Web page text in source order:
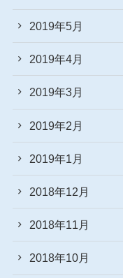
2019年5月
2019年4月
2019年3月
2019年2月
2019年1月
2018年12月
2018年11月
2018年10月